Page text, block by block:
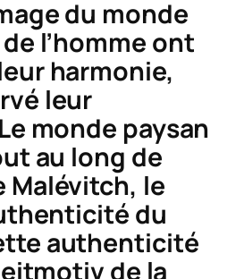
du monde
l’homme ont
harmonie,
leur
monde paysan
au long de
Malévitch, le
du
authenticité
de la